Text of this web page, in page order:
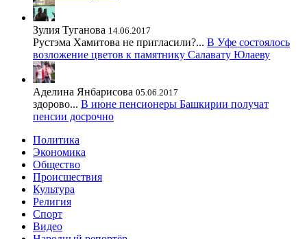
Зулия Туганова 14.06.2017
Рустэма Хамитова не пригласили?... В Уфе состоялось
возложение цветов к памятнику Салавату Юлаеву
Аделина Янбарисова 05.06.2017
здорово... В июне пенсионеры Башкирии получат
пенсии досрочно
Политика
Экономика
Общество
Происшествия
Культура
Религия
Спорт
Видео